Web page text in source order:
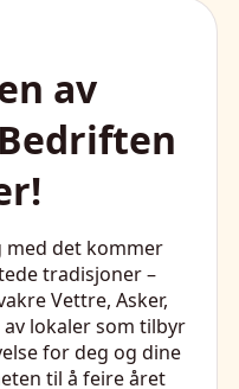
av
det kommer
tradisjoner –
Vettre, Asker,
lokaler som tilbyr
for deg og dine
til å feire året